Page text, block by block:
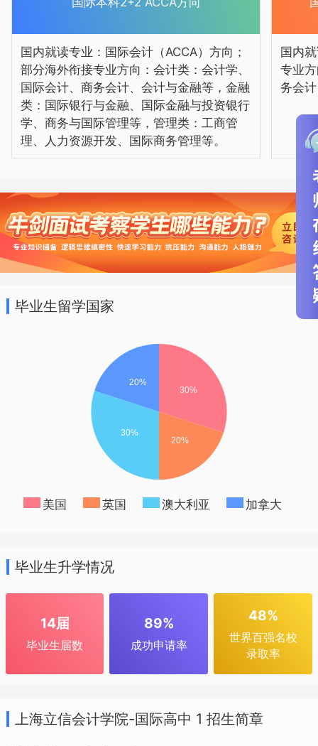
富 4.5年获得国外大学本科硕士学历，性价
比高国内AD就读专业：国际理财 Financial
Services商务会计 Business with
Accounting部分海外衔接专业方向：商务
管理 Business and Management国际物
Trade Finance国际会计 International
Accounting国际商务沟通 International
Business Communications国际金融与投
资银行学 International Banking and
Finance英美澳名校2+2国际本科学习模式
收费明细 学费，住宿费，留学服务费 课程
亮点 1留学风险低，国内2-3年的学习，
让学生做好准备 2在国内过渡2—3年，降
低留学成本。 3.15年国际办学经验，教学
经验丰富 4.衔接英美澳名校，对接层次高
国内就读专业：会计与金融部分海外衔接
专业方向：会计类：会计学、国际会计、
行与金融、国际金融与投资银行学、商务
国内就读专业：国际会计（ACCA）方向；
部分海外衔接专业方向：会计类：会计学、
国际会计、商务会计、会计与金融等，金融
类：国际银行与金融、国际金融与投资银行
学、商务与国际管理等，管理类：工商管
理、人力资源开发、国际商务管理等。
国内
专业
务会
毕业生留学国家
美国 英国 澳大利亚 加拿大
毕业生升学情况
14届
毕业生届数
89%
成功申请率
48%
世界百强名校
录取率
上海立信会计学院-国际高中 1 招生简章